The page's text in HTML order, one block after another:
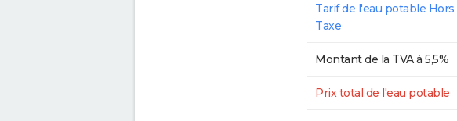
Tarif de l'eau potable Hors
Taxe
Montant de la TVA à 5,5%
Prix total de l'eau potable